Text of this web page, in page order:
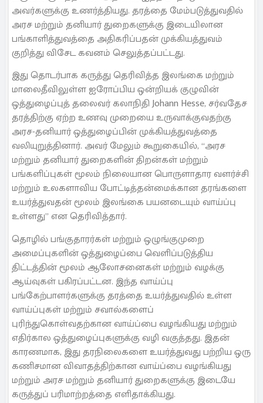
அவர்களுக்கு உணர்த்தியது. தரத்தை மேம்படுத்துவதில்
அரச மற்றும் தனியார் துறைகளுக்கு இடையிலான
பங்காளித்துவத்தை அதிகரிப்பதன் முக்கியத்துவம்
குறித்து விசேட கவனம் செலுத்தப்பட்டது.
இது தொடர்பாக கருத்து தெரிவித்த இலங்கை மற்றும்
மாலைதீவிலுள்ள ஐரோப்பிய ஒன்றியக் குழுவின்
ஒத்துழைப்புத் தலைவர் கலாநிதி Johann Hesse, சர்வதேச
தரத்திற்கு ஏற்ற உணவு முறையை உருவாக்குவதற்கு
அரச-தனியார் ஒத்துழைப்பின் முக்கியத்துவத்தை
வலியுறுத்தினார். அவர் மேலும் கூறுகையில், “அரச
மற்றும் தனியார் துறைகளின் திறன்கள் மற்றும்
பங்களிப்புகள் மூலம் நிலையான பொருளாதார வளர்ச்சி
மற்றும் உலகளாவிய போட்டித்தன்மைக்கான தரங்களை
உயர்த்துவதன் மூலம் இலங்கை பயனடையும் வாய்ப்பு
உள்ளது” என தெரிவித்தார்.
தொழில் பங்குதாரர்கள் மற்றும் ஒழுங்குமுறை
அமைப்புகளின் ஒத்துழைப்பை வெளிப்படுத்திய
திட்டத்தின் மூலம் ஆலோசனைகள் மற்றும் வழக்கு
ஆய்வுகள் பகிரப்பட்டன. இந்த வாய்ப்பு
பங்கேற்பாளர்களுக்கு தரத்தை உயர்த்துவதில் உள்ள
வாய்ப்புகள் மற்றும் சவால்களைப்
புரிந்துகொள்வதற்கான வாய்ப்பை வழங்கியது மற்றும்
எதிர்கால ஒத்துழைப்புகளுக்கு வழி வகுத்தது. இதன்
காரணமாக, இது தரநிலைகளை உயர்த்துவது பற்றிய ஒரு
கணிசமான விவாதத்திற்கான வாய்ப்பை வழங்கியது
மற்றும் அரச மற்றும் தனியார் துறைகளுக்கு இடையே
கருத்துப் பரிமாற்றத்தை எளிதாக்கியது.